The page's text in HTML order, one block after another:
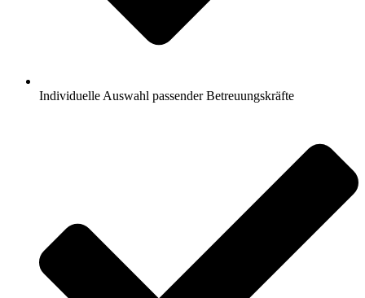
Individuelle Auswahl passender Betreuungskräfte